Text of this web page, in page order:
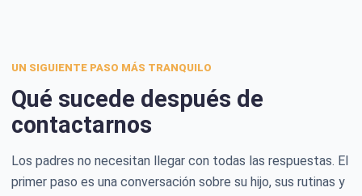
UN SIGUIENTE PASO MÁS TRANQUILO
Qué sucede después de
contactarnos
Los padres no necesitan llegar con todas las respuestas. El
primer paso es una conversación sobre su hijo, sus rutinas y